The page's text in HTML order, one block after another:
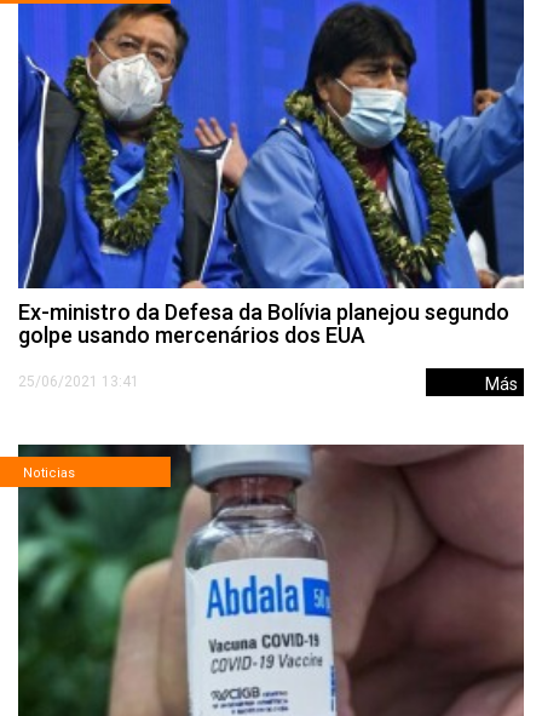
Ex-ministro da Defesa da Bolívia planejou segundo
golpe usando mercenários dos EUA
25/06/2021 13:41 Más
Noticias